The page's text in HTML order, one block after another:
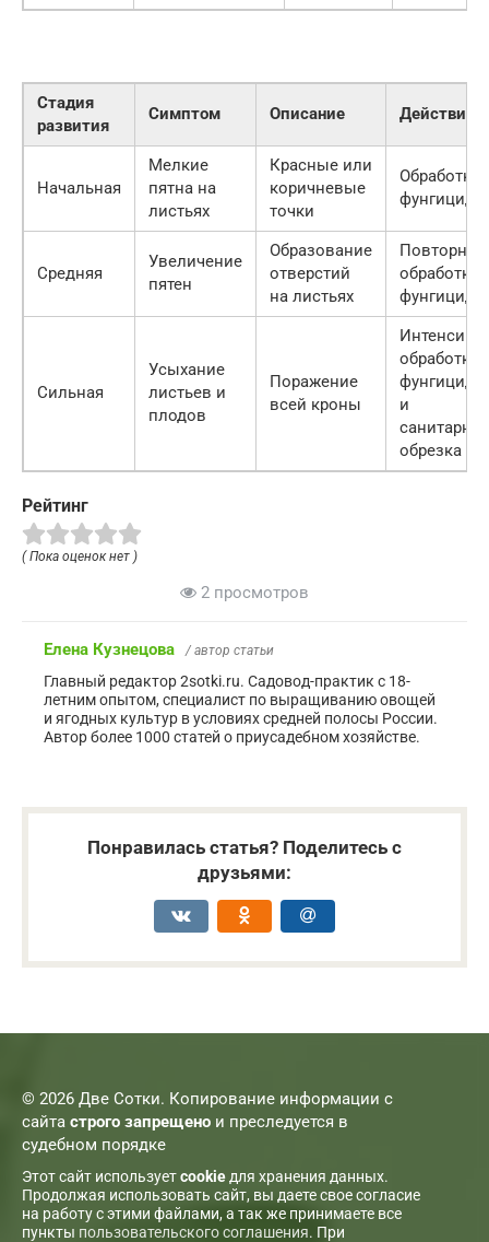
Стадия
развития
Симптом Описание Действия
Начальная
Мелкие
пятна на
листьях
Красные или
коричневые
точки
Обработка
Средняя
Увеличение
пятен
Образование
отверстий
на листьях
Повторная
обработка
Сильная
Усыхание
листьев и
плодов
Поражение
всей кроны
обработка
и
санитарная
обрезка
Рейтинг
( Пока оценок нет )
2 просмотров
Елена Кузнецова / автор статьи
Главный редактор 2sotki.ru. Садовод-практик с 18-
летним опытом, специалист по выращиванию овощей
и ягодных культур в условиях средней полосы России.
Автор более 1000 статей о приусадебном хозяйстве.
Понравилась статья? Поделитесь с
друзьями:
© 2026 Две Сотки. Копирование информации с
сайта строго запрещено и преследуется в
судебном порядке
Этот сайт используетcookieдля хранения данных.
Продолжая использовать сайт, вы даете свое согласие
на работу с этими файлами, а так же принимаете все
пункты пользовательского соглашения. При